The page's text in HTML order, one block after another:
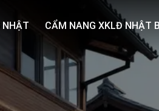
NHẬT CẨM NANG XKLĐ NHẬT